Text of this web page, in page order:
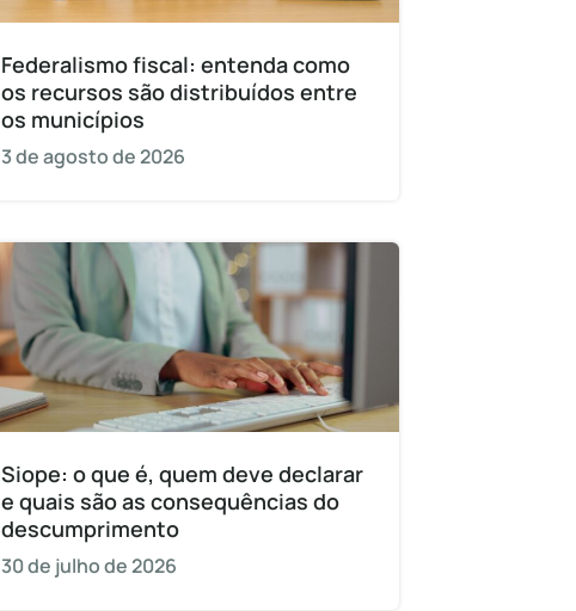
Federalismo fiscal: entenda como
os recursos são distribuídos entre
os municípios
3 de agosto de 2026
Siope: o que é, quem deve declarar
e quais são as consequências do
descumprimento
30 de julho de 2026